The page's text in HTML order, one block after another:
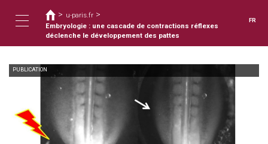
contenu
Toggle
navigation
Vous
êtes
ici
> u-paris.fr >
Embryologie : une cascade de contractions réflexes
déclenche le développement des pattes
FR
PUBLICATION